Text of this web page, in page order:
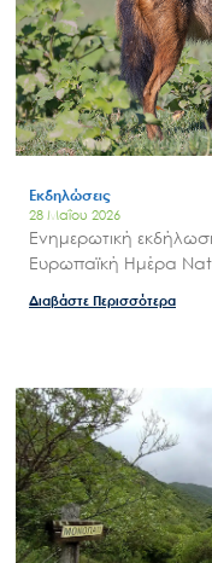
Εκδηλώσεις
28 Μαΐου 2026
Ενημερωτική
Ευρωπαϊκή Ημέρα
Διαβάστε Περισσότερα